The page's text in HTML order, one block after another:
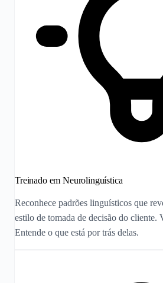
Treinado em Neurolinguística
Reconhece padrões linguísticos que
estilo de tomada de decisão do cliente.
Entende o que está por trás delas.